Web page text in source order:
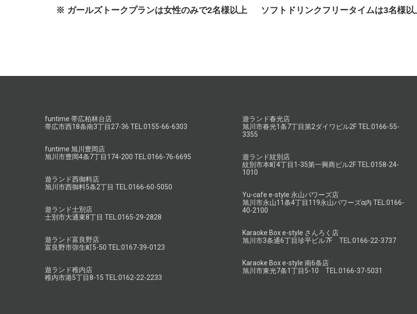
※ ガールズトークプランは女性のみで2名様以上 ソフトドリンクフリータイムは3名様以
funtime 帯広柏林台店
帯広市西18条南3丁目27-36 TEL:0155-66-6303
funtime 旭川豊岡店
旭川市豊岡4条7丁目174-200 TEL:0166-76-6695
遊ランド西御料店
旭川市西御料5条2丁目 TEL:0166-60-5050
遊ランド士別店
士別市大通東8丁目 TEL:0165-29-2828
遊ランド富良野店
富良野市弥生町5-50 TEL:0167-39-0123
遊ランド稚内店
稚内市港5丁目8-15 TEL:0162-22-2233
遊ランド春光店
旭川市春光1条7丁目第2ダイワビル2F TEL:0166-55-
3355
遊ランド紋別店
紋別市本町4丁目1-35第一興商ビル2F TEL:0158-24-
1010
Yu-cafe e-style 永山パワーズ店
旭川市永山11条4丁目119永山パワーズα内 TEL:0166-
40-2100
Karaoke Box e-style さんろく店
旭川市3条通6丁目珍平ビル7F TEL:0166-22-3737
Karaoke Box e-style 南6条店
旭川市東光7条1丁目5-10 TEL:0166-37-5031